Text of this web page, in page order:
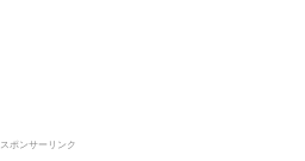
スポンサーリンク